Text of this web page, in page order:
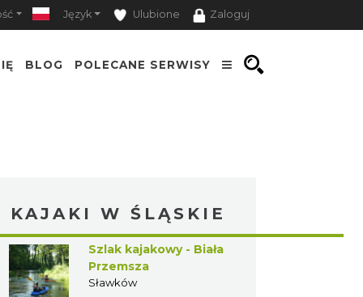
Język Ulubione Zaloguj
BLOG POLECANE SERWISY
KAJAKI W ŚLĄSKIE
Szlak kajakowy - Biała
Przemsza
Sławków